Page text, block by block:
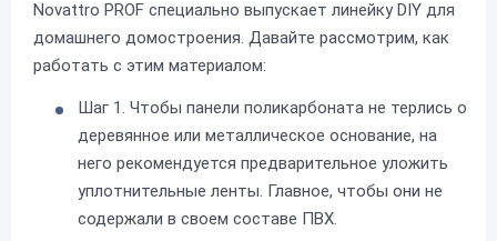
Novattro PROF специально выпускает линейку DIY для
домашнего домостроения. Давайте рассмотрим, как
работать с этим материалом:
Шаг 1. Чтобы панели поликарбоната не терлись о
деревянное или металлическое основание, на
него рекомендуется предварительное уложить
уплотнительные ленты. Главное, чтобы они не
содержали в своем составе ПВХ.